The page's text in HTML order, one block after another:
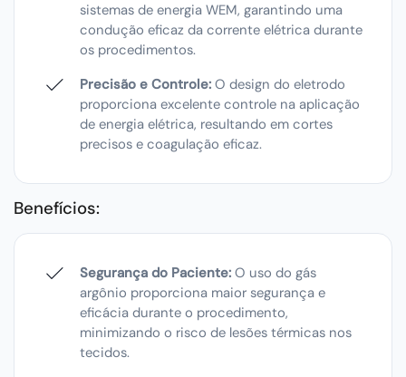
sistemas de energia WEM, garantindo uma
condução eficaz da corrente elétrica durante
os procedimentos.
Precisão e Controle: O design do eletrodo
proporciona excelente controle na aplicação
de energia elétrica, resultando em cortes
precisos e coagulação eficaz.
Benefícios:
Segurança do Paciente: O uso do gás
argônio proporciona maior segurança e
eficácia durante o procedimento,
minimizando o risco de lesões térmicas nos
tecidos.